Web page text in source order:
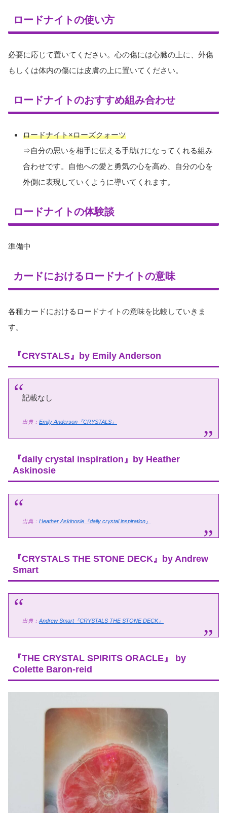
ロードナイトの使い方
必要に応じて置いてください。心の傷には心臓の上に、外傷
もしくは体内の傷には皮膚の上に置いてください。
ロードナイトのおすすめ組み合わせ
ロードナイト×ローズクォーツ
⇒自分の思いを相手に伝える手助けになってくれる組み
合わせです。自他への愛と勇気の心を高め、自分の心を
外側に表現していくように導いてくれます。
ロードナイトの体験談
準備中
カードにおけるロードナイトの意味
各種カードにおけるロードナイトの意味を比較していきま
す。
『CRYSTALS』by Emily Anderson
記載なし
出典： Emily Anderson『CRYSTALS』
『daily crystal inspiration』by Heather
Askinosie
出典： Heather Askinosie『daily crystal inspiration』
『CRYSTALS THE STONE DECK』by Andrew
Smart
出典： Andrew Smart『CRYSTALS THE STONE DECK』
『THE CRYSTAL SPIRITS ORACLE』 by
Colette Baron-reid